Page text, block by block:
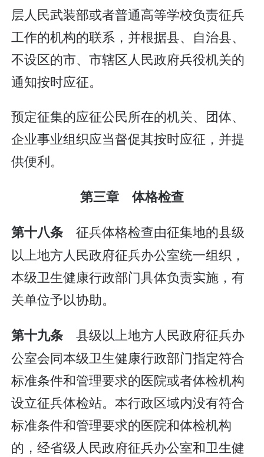
层人民武装部或者普通高等学校负责征兵
工作的机构的联系，并根据县、自治县、
不设区的市、市辖区人民政府兵役机关的
通知按时应征。
预定征集的应征公民所在的机关、团体、
企业事业组织应当督促其按时应征，并提
供便利。
第三章 体格检查
第十八条 征兵体格检查由征集地的县级
以上地方人民政府征兵办公室统一组织，
本级卫生健康行政部门具体负责实施，有
关单位予以协助。
第十九条 县级以上地方人民政府征兵办
公室会同本级卫生健康行政部门指定符合
标准条件和管理要求的医院或者体检机构
设立征兵体检站。本行政区域内没有符合
标准条件和管理要求的医院和体检机构
的，经省级人民政府征兵办公室和卫生健